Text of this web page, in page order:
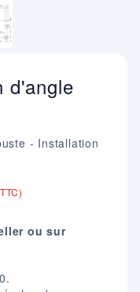
d'angle
- Installation
ou sur